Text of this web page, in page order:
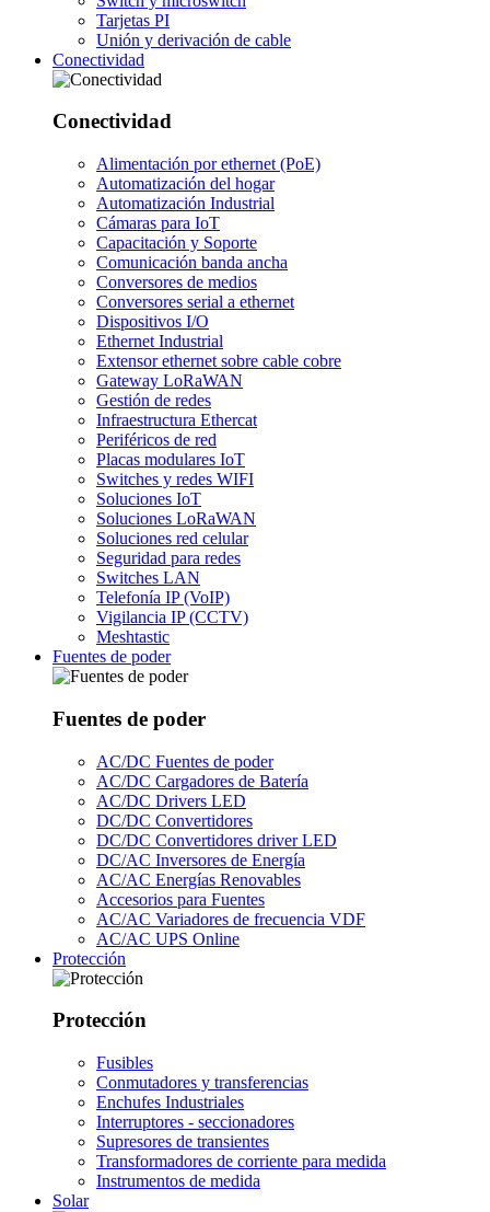
Tarjetas PI
Unión y derivación de cable
Conectividad
Conectividad
Alimentación por ethernet (PoE)
Automatización del hogar
Automatización Industrial
Cámaras para IoT
Capacitación y Soporte
Comunicación banda ancha
Conversores de medios
Conversores serial a ethernet
Dispositivos I/O
Ethernet Industrial
Extensor ethernet sobre cable cobre
Gateway LoRaWAN
Gestión de redes
Infraestructura Ethercat
Periféricos de red
Placas modulares IoT
Switches y redes WIFI
Soluciones IoT
Soluciones LoRaWAN
Soluciones red celular
Seguridad para redes
Switches LAN
Telefonía IP (VoIP)
Vigilancia IP (CCTV)
Meshtastic
Fuentes de poder
Fuentes de poder
AC/DC Fuentes de poder
AC/DC Cargadores de Batería
AC/DC Drivers LED
DC/DC Convertidores
DC/DC Convertidores driver LED
DC/AC Inversores de Energía
AC/AC Energías Renovables
Accesorios para Fuentes
AC/AC Variadores de frecuencia VDF
AC/AC UPS Online
Protección
Protección
Fusibles
Conmutadores y transferencias
Enchufes Industriales
Interruptores - seccionadores
Supresores de transientes
Transformadores de corriente para medida
Instrumentos de medida
Solar